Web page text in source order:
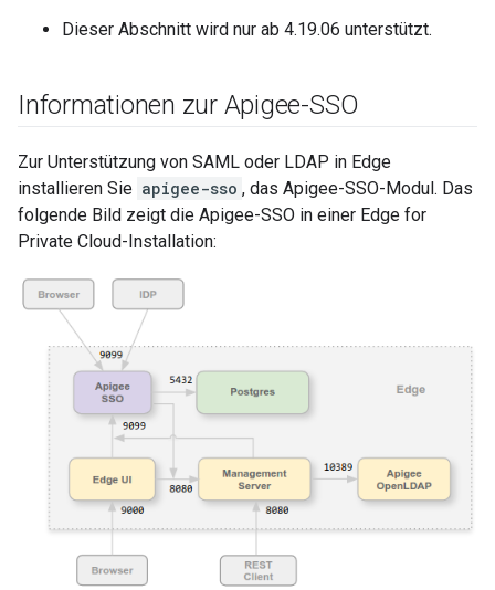
Dieser Abschnitt wird nur ab 4.19.06 unterstützt.
Informationen zur Apigee-SSO
Zur Unterstützung von SAML oder LDAP in Edge
installieren Sie apigee-sso , das Apigee-SSO-Modul. Das
folgende Bild zeigt die Apigee-SSO in einer Edge for
Private Cloud-Installation: